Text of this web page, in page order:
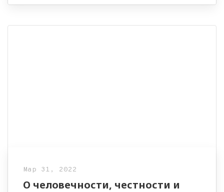
Мар 31, 2022
О человечности, честности и